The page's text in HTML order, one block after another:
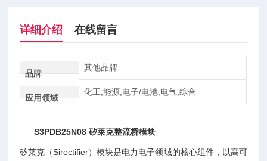
详细介绍 在线留言
品牌
其他品牌
应用领域
化工,能源,电子/电池,电气,综合
S3PDB25N08 矽莱克整流桥模块
矽莱克（Sirectifier）模块是电力电子领域的核心组件，以高可